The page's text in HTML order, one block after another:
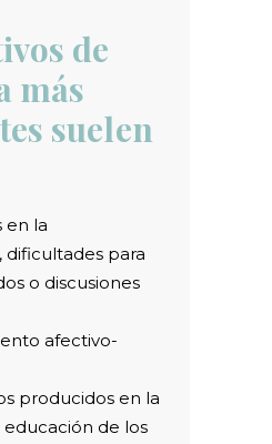
de
más
suelen
en la
dificultades para
o discusiones
afectivo-
producidos en la
educación de los